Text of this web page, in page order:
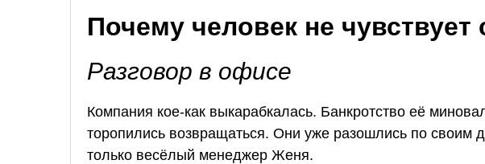
Почему человек не
Разговор в офисе
Компания кое-как выкарабкалась. Банкротство её
торопились возвращаться. Они уже разошлись по своим
только весёлый менеджер Женя.